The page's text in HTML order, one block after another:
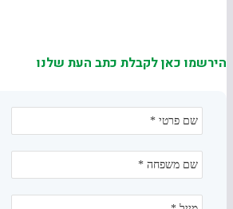
הירשמו כאן לקבלת כתב העת שלנו